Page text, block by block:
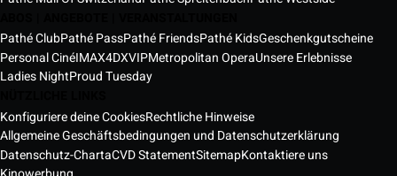
Pathé ClubPathé PassPathé FriendsPathé KidsGeschenkgutscheine
Personal CinéIMAX4DXVIPMetropolitan OperaUnsere Erlebnisse
Ladies NightProud Tuesday
Konfiguriere deine CookiesRechtliche Hinweise
Allgemeine Geschäftsbedingungen und Datenschutzerklärung
Datenschutz-ChartaCVD StatementSitemapKontaktiere uns